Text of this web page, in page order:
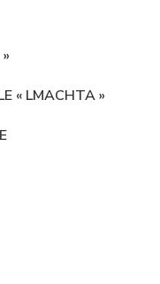
« LMACHTA »